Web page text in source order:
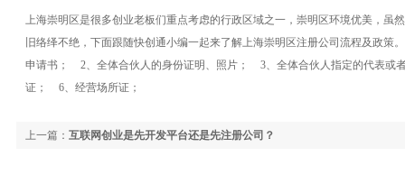
上海崇明区是很多创业老板们重点考虑的行政区域之一，崇明区环境优美，
旧络绎不绝，下面跟随快创通小编一起来了解上海崇明区注册公司流程及政策
申请书； 2、全体合伙人的身份证明、照片； 3、全体合伙人指定的代表
证； 6、经营场所证；
上一篇： 互联网创业是先开发平台还是先注册公司？